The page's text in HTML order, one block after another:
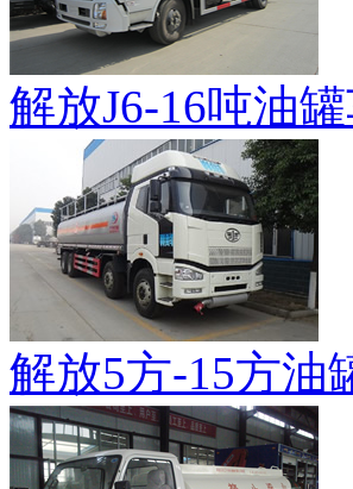
解放J6-16吨油
解放5方-15方油